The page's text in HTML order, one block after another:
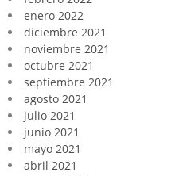
enero 2022
diciembre 2021
noviembre 2021
octubre 2021
septiembre 2021
agosto 2021
julio 2021
junio 2021
mayo 2021
abril 2021